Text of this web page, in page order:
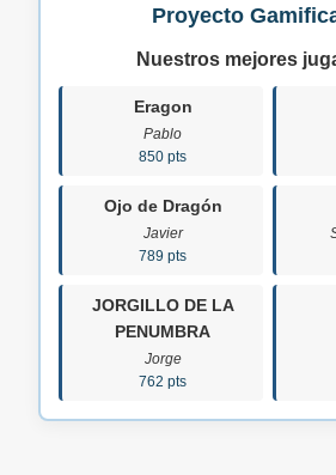
Proyecto
Nuestros mejores
Eragon
Pablo
850 pts
Ojo de Dragón
Javier
789 pts
JORGILLO DE LA
PENUMBRA
Jorge
762 pts